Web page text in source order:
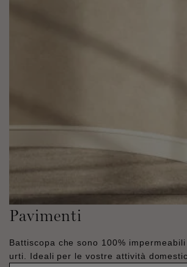
Pavimenti
Battiscopa che sono 100%
urti. Ideali per le vostre attività